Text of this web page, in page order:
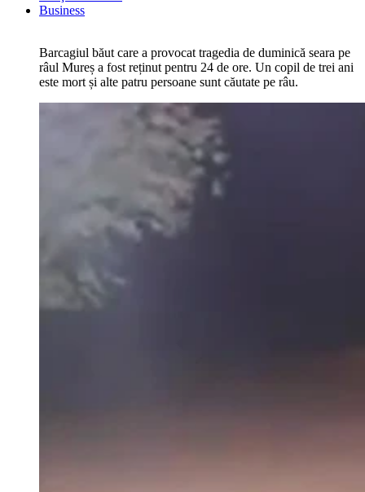
Business
Barcagiul băut care a provocat tragedia de duminică seara pe
râul Mureș a fost reținut pentru 24 de ore. Un copil de trei ani
este mort și alte patru persoane sunt căutate pe râu.